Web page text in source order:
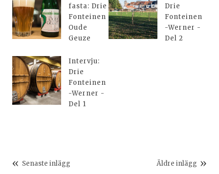
fasta: Drie
Fonteinen
Oude
Geuze
Drie
Fonteinen
-Werner -
Del 2
Intervju:
Drie
Fonteinen
-Werner -
Del 1
Senaste inlägg Äldre inlägg